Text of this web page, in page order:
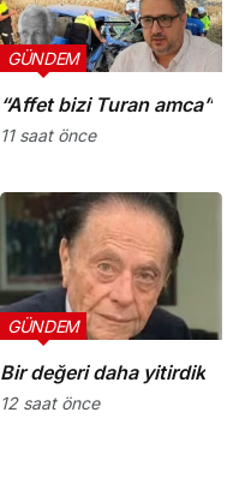
“Affet bizi Turan amca”
GÜNDEM
11 saat önce
Bir değeri daha yitirdik
GÜNDEM
12 saat önce